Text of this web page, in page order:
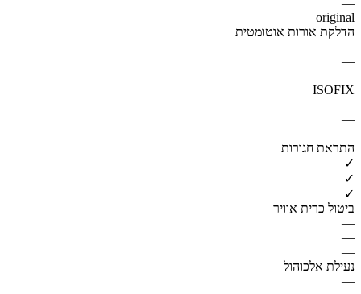
original
הדלקת אורות אוטומטית
—
—
—
ISOFIX
—
—
—
התראת חגורות
✓
✓
✓
ביטול כרית אוויר
—
—
—
נעילת אלכוהול
—